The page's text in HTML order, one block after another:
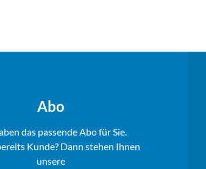
Abo
das passende Abo für Sie.
Kunde? Dann stehen Ihnen
unsere